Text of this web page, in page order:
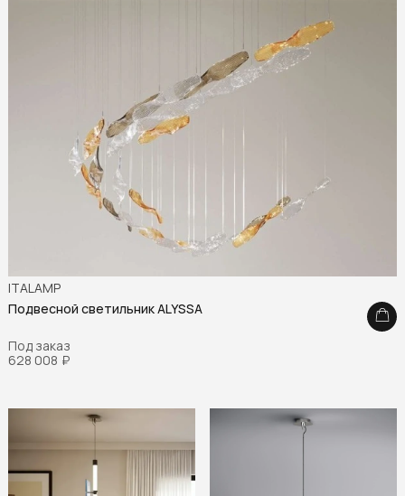
ITALAMP
Подвесной светильник ALYSSA
Под заказ
628 008 ₽